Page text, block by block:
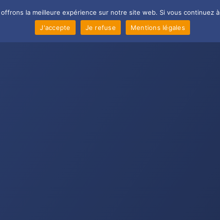
Référencement naturel Agence de
la meilleure expérience sur notre site web. Si vous
J'accepte
Je refuse Mentions légales